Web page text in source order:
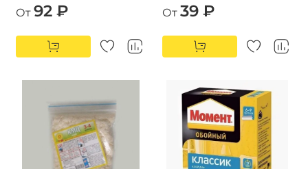
От 92 ₽
От 39 ₽